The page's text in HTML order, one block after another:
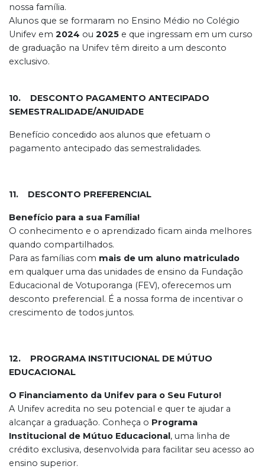
nossa família.
Alunos que se formaram no Ensino Médio no Colégio
Unifev em 2024 ou 2025 e que ingressam em um curso
de graduação na Unifev têm direito a um desconto
exclusivo.
10. DESCONTO PAGAMENTO ANTECIPADO
SEMESTRALIDADE/ANUIDADE
Benefício concedido aos alunos que efetuam o
pagamento antecipado das semestralidades.
11. DESCONTO PREFERENCIAL
Benefício para a sua Família!
O conhecimento e o aprendizado ficam ainda melhores
quando compartilhados.
Para as famílias com mais de um aluno matriculado
em qualquer uma das unidades de ensino da Fundação
Educacional de Votuporanga (FEV), oferecemos um
desconto preferencial. É a nossa forma de incentivar o
crescimento de todos juntos.
12. PROGRAMA INSTITUCIONAL DE MÚTUO
EDUCACIONAL
O Financiamento da Unifev para o Seu Futuro!
A Unifev acredita no seu potencial e quer te ajudar a
alcançar a graduação. Conheça o Programa
Institucional de Mútuo Educacional , uma linha de
crédito exclusiva, desenvolvida para facilitar seu acesso ao
ensino superior.